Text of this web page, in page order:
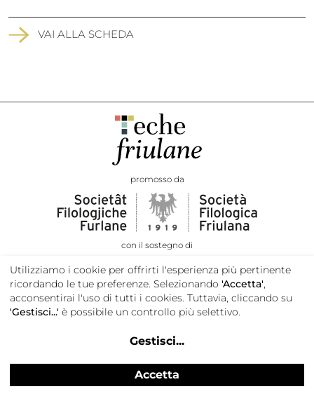
VAI ALLA SCHEDA
promosso da
con il sostegno di
Privacy e cookie policy
Utilizziamo i cookie per offrirti l'esperienza più pertinente
ricordando le tue preferenze. Selezionando 'Accetta',
acconsentirai l'uso di tutti i cookies. Tuttavia, cliccando su
'Gestisci...' è possibile un controllo più selettivo.
Gestisci...
Accetta